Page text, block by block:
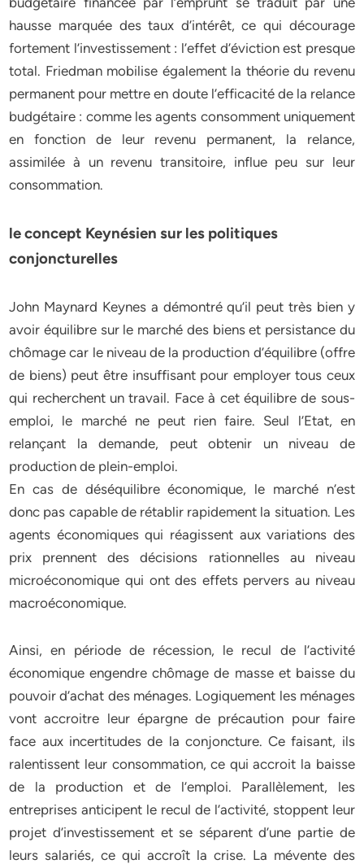
hausse marquée des taux d’intérêt, ce qui décourage
fortement l’investissement : l’effet d’éviction est presque
total. Friedman mobilise également la théorie du revenu
permanent pour mettre en doute l’efficacité de la relance
budgétaire : comme les agents consomment uniquement
en fonction de leur revenu permanent, la relance,
assimilée à un revenu transitoire, influe peu sur leur
consommation.
le concept Keynésien sur les politiques
conjoncturelles
John Maynard Keynes a démontré qu’il peut très bien y
avoir équilibre sur le marché des biens et persistance du
chômage car le niveau de la production d’équilibre (offre
de biens) peut être insuffisant pour employer tous ceux
qui recherchent un travail. Face à cet équilibre de sous-
emploi, le marché ne peut rien faire. Seul l’Etat, en
relançant la demande, peut obtenir un niveau de
production de plein-emploi.
En cas de déséquilibre économique, le marché n’est
donc pas capable de rétablir rapidement la situation. Les
agents économiques qui réagissent aux variations des
prix prennent des décisions rationnelles au niveau
microéconomique qui ont des effets pervers au niveau
macroéconomique.
Ainsi, en période de récession, le recul de l’activité
économique engendre chômage de masse et baisse du
pouvoir d’achat des ménages. Logiquement les ménages
vont accroitre leur épargne de précaution pour faire
face aux incertitudes de la conjoncture. Ce faisant, ils
ralentissent leur consommation, ce qui accroit la baisse
de la production et de l’emploi. Parallèlement, les
entreprises anticipent le recul de l’activité, stoppent leur
projet d’investissement et se séparent d’une partie de
leurs salariés, ce qui accroît la crise. La mévente des